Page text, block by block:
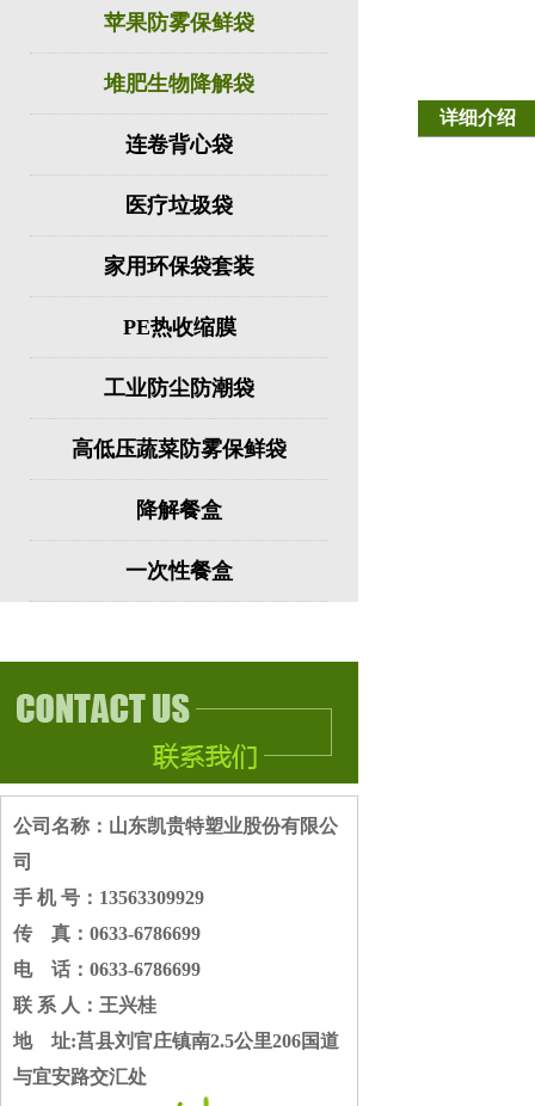
苹果防雾保鲜袋
堆肥生物降解袋
连卷背心袋
医疗垃圾袋
家用环保袋套装
PE热收缩膜
工业防尘防潮袋
高低压蔬菜防雾保鲜袋
降解餐盒
一次性餐盒
公司名称：山东凯贵特塑业股份有限公
司
手 机 号：13563309929
传 真：0633-6786699
电 话：0633-6786699
联 系 人：王兴桂
地 址:莒县刘官庄镇南2.5公里206国道
与宜安路交汇处
详细介绍